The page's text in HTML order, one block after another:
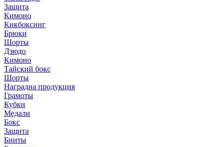
Защита
Кимоно
Кикбоксинг
Брюки
Шорты
Дзюдо
Кимоно
Тайский бокс
Шорты
Наградна продукция
Грамоты
Кубки
Медали
Бокс
Защита
Бинты